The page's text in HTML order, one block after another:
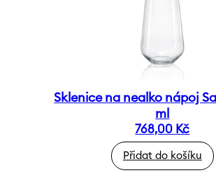
Sklenice na nealko nápoj
ml
768,00 Kč
Přidat do košíku